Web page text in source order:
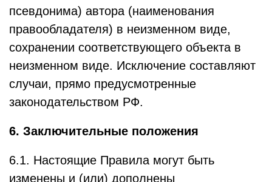
псевдонима) автора (наименования
правообладателя) в неизменном виде,
сохранении соответствующего объекта в
неизменном виде. Исключение составляют
случаи, прямо предусмотренные
законодательством РФ.
6. Заключительные положения
6.1. Настоящие Правила могут быть
изменены и (или) дополнены